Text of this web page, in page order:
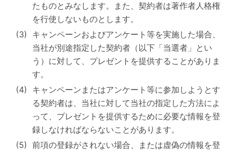
たものとみなします。また、契約者は著作者人格権
を行使しないものとします。
キャンペーンおよびアンケート等を実施した場合、
当社が別途指定した契約者（以下「当選者」とい
う）に対して、プレゼントを提供することがありま
す。
キャンペーンまたはアンケート等に参加しようとす
る契約者は、当社に対して当社の指定した方法によ
って、プレゼントを提供するために必要な情報を登
録しなければならないことがあります。
前項の登録がされない場合、または虚偽の情報を登